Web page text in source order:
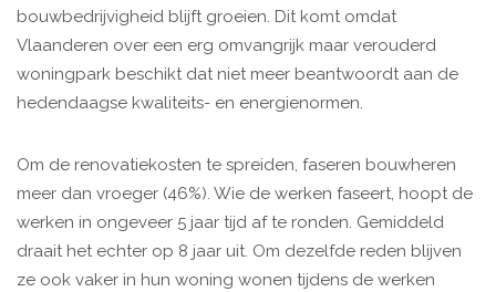
bouwbedrijvigheid blijft groeien. Dit komt omdat
Vlaanderen over een erg omvangrijk maar verouderd
woningpark beschikt dat niet meer beantwoordt aan de
hedendaagse kwaliteits- en energienormen.
Om de renovatiekosten te spreiden, faseren bouwheren
meer dan vroeger (46%). Wie de werken faseert, hoopt de
werken in ongeveer 5 jaar tijd af te ronden. Gemiddeld
draait het echter op 8 jaar uit. Om dezelfde reden blijven
ze ook vaker in hun woning wonen tijdens de werken